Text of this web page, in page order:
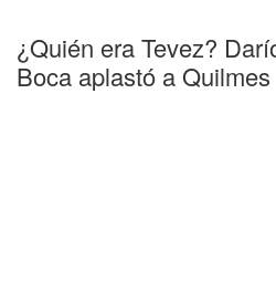
¿Quién era Tevez?
Boca aplastó a Quilmes